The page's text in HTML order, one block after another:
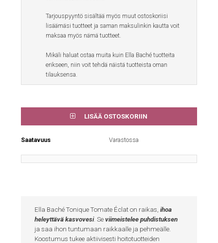
LISÄÄ OSTOSKORIIN
Saatavuus Varastossa
Ella Baché Tonique Tomate Éclat on raikas, ihoa
heleyttävä kasvovesi. Se viimeistelee puhdistuksen
ja saa ihon tuntumaan raikkaalle ja pehmeälle.
Koostumus tukee aktiivisesti hoitotuotteiden